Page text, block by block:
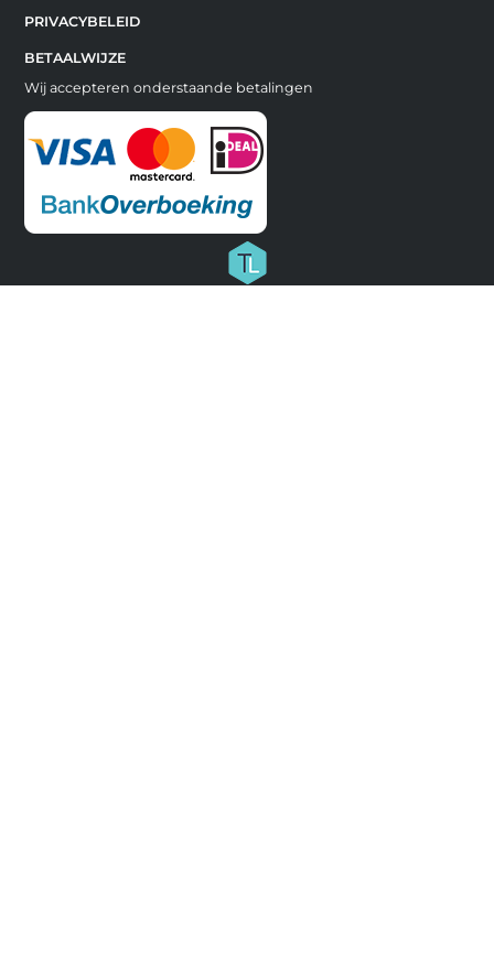
PRIVACYBELEID
BETAALWIJZE
Wij accepteren onderstaande betalingen